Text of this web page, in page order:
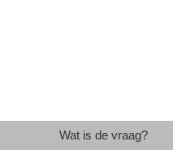
Wat is de vraag?